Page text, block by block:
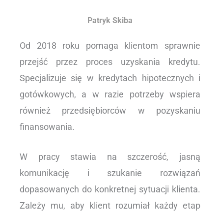
Patryk Skiba
Od 2018 roku pomaga klientom sprawnie
przejść przez proces uzyskania kredytu.
Specjalizuje się w kredytach hipotecznych i
gotówkowych, a w razie potrzeby wspiera
również przedsiębiorców w pozyskaniu
finansowania.
W pracy stawia na szczerość, jasną
komunikację i szukanie rozwiązań
dopasowanych do konkretnej sytuacji klienta.
Zależy mu, aby klient rozumiał każdy etap